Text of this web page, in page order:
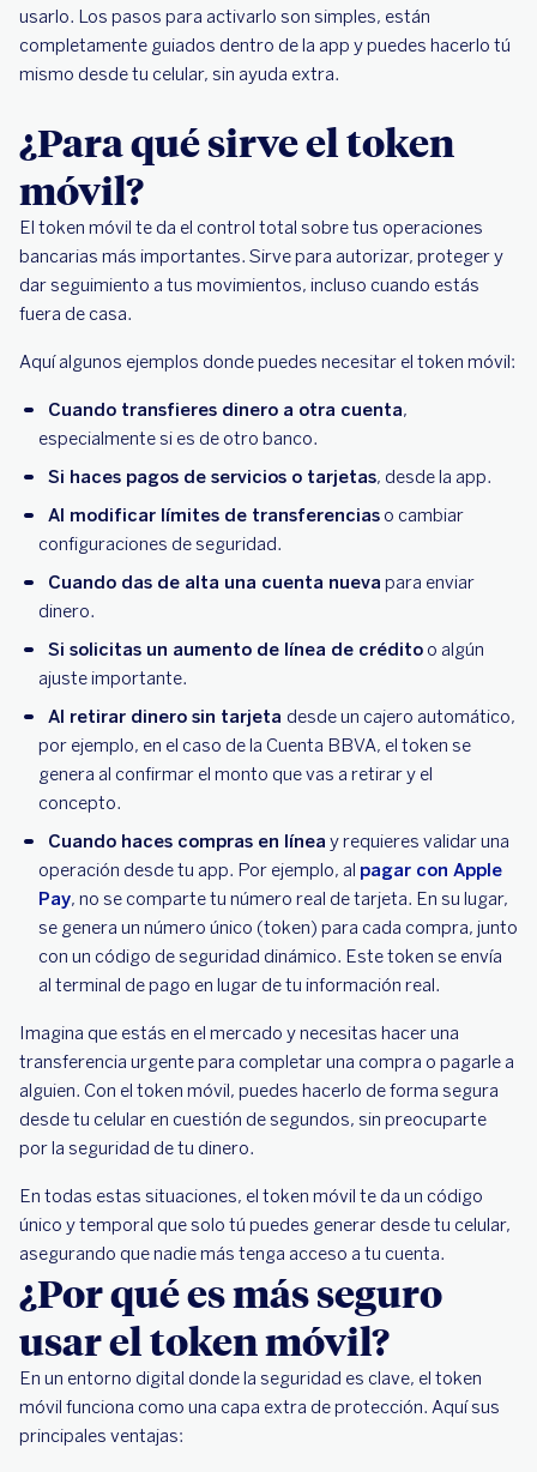
usarlo. Los pasos para activarlo son simples, están
completamente guiados dentro de la app y puedes hacerlo tú
mismo desde tu celular, sin ayuda extra.
¿Para qué sirve el token
móvil?
El token móvil te da el control total sobre tus operaciones
bancarias más importantes. Sirve para autorizar, proteger y
dar seguimiento a tus movimientos, incluso cuando estás
fuera de casa.
Aquí algunos ejemplos donde puedes necesitar el token móvil:
Cuando transfieres dinero a otra cuenta,
especialmente si es de otro banco.
Si haces pagos de servicios o tarjetas, desde la app.
Al modificar límites de transferencias o cambiar
configuraciones de seguridad.
Cuando das de alta una cuenta nueva para enviar
dinero.
Si solicitas un aumento de línea de crédito o algún
ajuste importante.
Al retirar dinero sin tarjeta desde un cajero automático,
por ejemplo, en el caso de la Cuenta BBVA, el token se
genera al confirmar el monto que vas a retirar y el
concepto.
Cuando haces compras en línea y requieres validar una
operación desde tu app. Por ejemplo, al pagar con Apple
Pay, no se comparte tu número real de tarjeta. En su lugar,
se genera un número único (token) para cada compra, junto
con un código de seguridad dinámico. Este token se envía
al terminal de pago en lugar de tu información real.
Imagina que estás en el mercado y necesitas hacer una
transferencia urgente para completar una compra o pagarle a
alguien. Con el token móvil, puedes hacerlo de forma segura
desde tu celular en cuestión de segundos, sin preocuparte
por la seguridad de tu dinero.
En todas estas situaciones, el token móvil te da un código
único y temporal que solo tú puedes generar desde tu celular,
asegurando que nadie más tenga acceso a tu cuenta.
¿Por qué es más seguro
usar el token móvil?
En un entorno digital donde la seguridad es clave, el token
móvil funciona como una capa extra de protección. Aquí sus
principales ventajas: